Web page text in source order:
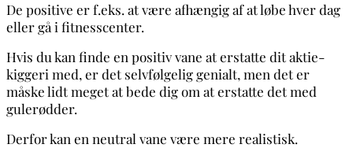
De positive er f.eks. at være afhængig af at løbe hver dag
eller gå i fitnesscenter.
Hvis du kan finde en positiv vane at erstatte dit aktie-
kiggeri med, er det selvfølgelig genialt, men det er
måske lidt meget at bede dig om at erstatte det med
gulerødder.
Derfor kan en neutral vane være mere realistisk.